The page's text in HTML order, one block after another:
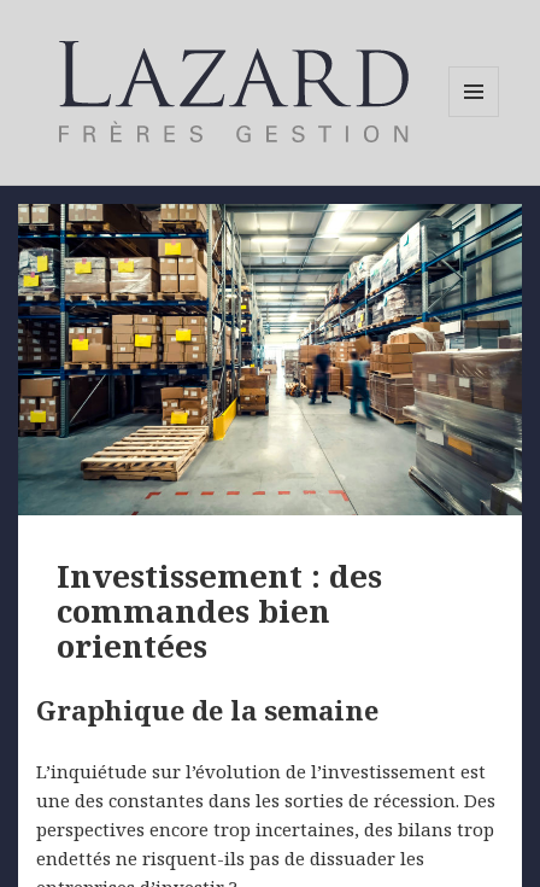
Investissement : des
commandes bien
orientées
Graphique de la semaine
L’inquiétude sur l’évolution de l’investissement est
une des constantes dans les sorties de récession. Des
perspectives encore trop incertaines, des bilans trop
endettés ne risquent-ils pas de dissuader les